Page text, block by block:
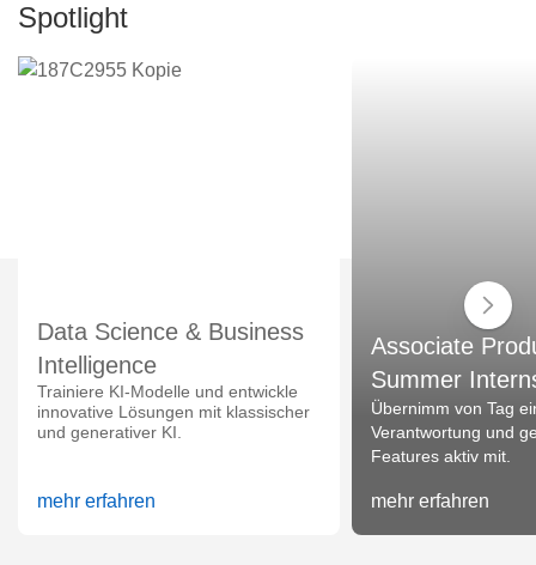
Spotlight
Data Science & Business
Intelligence
Trainiere KI-Modelle und entwickle
innovative Lösungen mit klassischer
und generativer KI.
mehr erfahren
Associate
Summer
Übernimm von Tag
Verantwortung und
Features aktiv mit.
mehr erfahren